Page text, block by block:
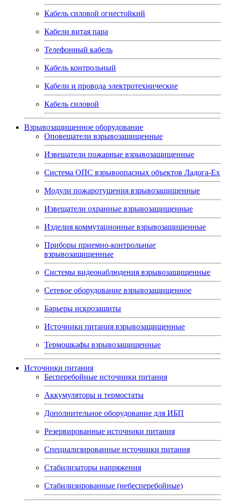
Кабель силовой огнестойкий
Кабели витая пара
Телефонный кабель
Кабель контрольный
Кабели и провода электротехнические
Кабель силовой
Взрывозащищенное оборудование
Оповещатели взрывозащищенные
Извещатели пожарные взрывозащищенные
Система ОПС взрывоопасных объектов Ладога-Ex
Модули пожаротушения взрывозащищенные
Извещатели охранные взрывозащищенные
Изделия коммутационные взрывозащищенные
Приборы приемно-контрольные
взрывозащищенные
Системы видеонаблюдения взрывозащищенные
Сетевое оборудование взрывозащищенное
Барьеры искрозащиты
Источники питания взрывозащищенные
Термошкафы взрывозащищенные
Источники питания
Бесперебойные источники питания
Аккумуляторы и термостаты
Дополнительное оборудование для ИБП
Резервированные источники питания
Специализированные источники питания
Стабилизаторы напряжения
Стабилизированные (небесперебойные)